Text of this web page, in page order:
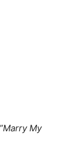
”Marry My